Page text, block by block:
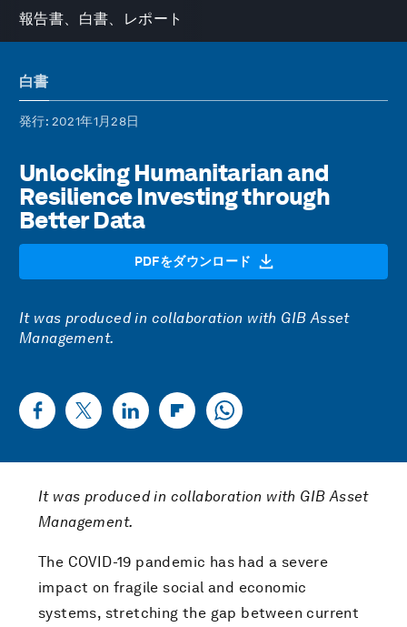
報告書、白書、レポート
白書
発行: 2021年1月28日
Unlocking Humanitarian and
Resilience Investing through
Better Data
PDFをダウンロード
It was produced in collaboration with GIB Asset
Management.
It was produced in collaboration with GIB Asset
Management.
The COVID-19 pandemic has had a severe
impact on fragile social and economic
systems, stretching the gap between current